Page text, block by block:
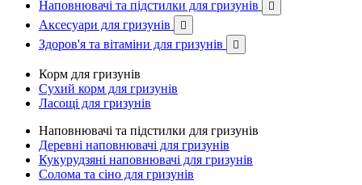
Наповнювачі та підстилки для гризунів 
Аксесуари для гризунів 
Здоров'я та вітаміни для гризунів 
Корм для гризунів
Сухий корм для гризунів
Ласощі для гризунів
Наповнювачі та підстилки для гризунів
Деревні наповнювачі для гризунів
Кукурудзяні наповнювачі для гризунів
Солома та сіно для гризунів